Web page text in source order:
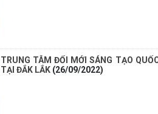
TRUNG TÂM ĐỔI MỚI SÁNG TẠO
TẠI ĐẮK LẮK (26/09/2022)